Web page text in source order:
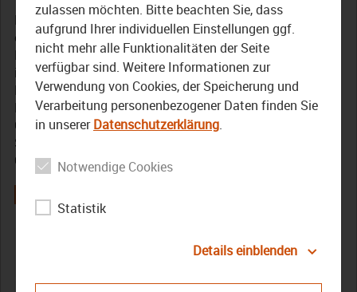
Rund 600 junge Bachforellen und Äschen wurden bei
einer Fischbesatz-Aktion des Bezirks Oberfranken in
Kulmbach in den Weißen Main eingesetzt. Die Fische sind
in der Lehranstalt für Fischerei in Aufseß im Landkreis
Bayreuth aufgewachsen. Die Fischbesatz-Aktion des
Bezirks Oberfranken findet jedes Jahr an einem anderen
Gewässer in Oberfranken statt und dient dem Erhalt und
Schutz der Artenvielfalt in Fließ- und Stillgewässern in
Oberfranken.
zulassen möchten. Bitte beachten Sie, dass
aufgrund Ihrer individuellen Einstellungen ggf.
nicht mehr alle Funktionalitäten der Seite
verfügbar sind. Weitere Informationen zur
Verwendung von Cookies, der Speicherung und
Verarbeitung personenbezogener Daten finden Sie
in unsererDatenschutzerklärung.
Notwendige Cookies
Statistik
Details einblenden